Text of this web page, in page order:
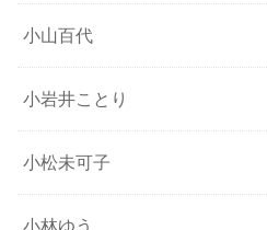
小山百代
小岩井ことり
小松未可子
小林ゆう